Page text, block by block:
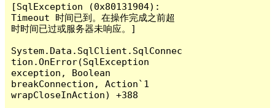
[SqlException (0x80131904):
Timeout 时间已到。在操作完成之前超
时时间已过或服务器未响应。]
System.Data.SqlClient.SqlConnec
tion.OnError(SqlException
exception, Boolean
breakConnection, Action`1
wrapCloseInAction) +388